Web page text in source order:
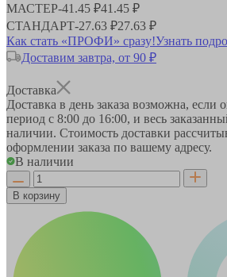
МАСТЕР-41.45 ₽41.45 ₽
СТАНДАРТ-27.63 ₽27.63 ₽
Как стать «ПРОФИ» сразу!Узнать
Доставим завтра, от 90 ₽
Доставка
Доставка в день заказа возможна, если
период с 8:00 до 16:00, и весь
наличии. Стоимость доставки
оформлении заказа по вашему адресу.
В наличии
В корзину